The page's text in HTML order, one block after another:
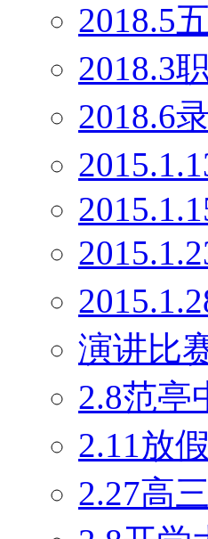
2018.5
2018.3
2018.6
演讲比
2.8范亭
2.11放
2.27高